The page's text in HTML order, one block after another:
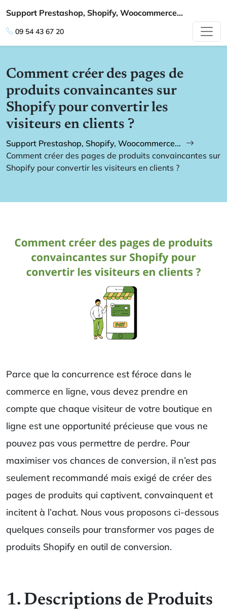
Support Prestashop, Shopify, Woocommerce...
09 54 43 67 20
Comment créer des pages de
produits convaincantes sur
Shopify pour convertir les
visiteurs en clients ?
Support Prestashop, Shopify, Woocommerce...
Comment créer des pages de produits convaincantes sur
Shopify pour convertir les visiteurs en clients ?
Parce que la concurrence est féroce dans le
commerce en ligne, vous devez prendre en
compte que chaque visiteur de votre boutique en
ligne est une opportunité précieuse que vous ne
pouvez pas vous permettre de perdre. Pour
maximiser vos chances de conversion, il n’est pas
seulement recommandé mais exigé de créer des
pages de produits qui captivent, convainquent et
incitent à l’achat. Nous vous proposons ci-dessous
quelques conseils pour transformer vos pages de
produits Shopify en outil de conversion.
1. Descriptions de Produits